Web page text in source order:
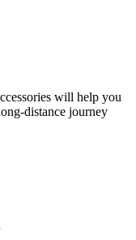
will help you
distance journey